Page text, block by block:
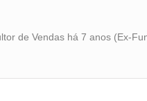
de Vendas há 7 anos (Ex-